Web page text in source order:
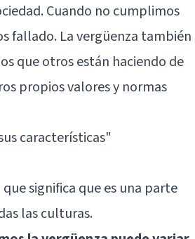
Cuando no cumplimos
fallado. La vergüenza también
que otros están haciendo de
propios valores y normas
características"
significa que es una parte
las culturas.